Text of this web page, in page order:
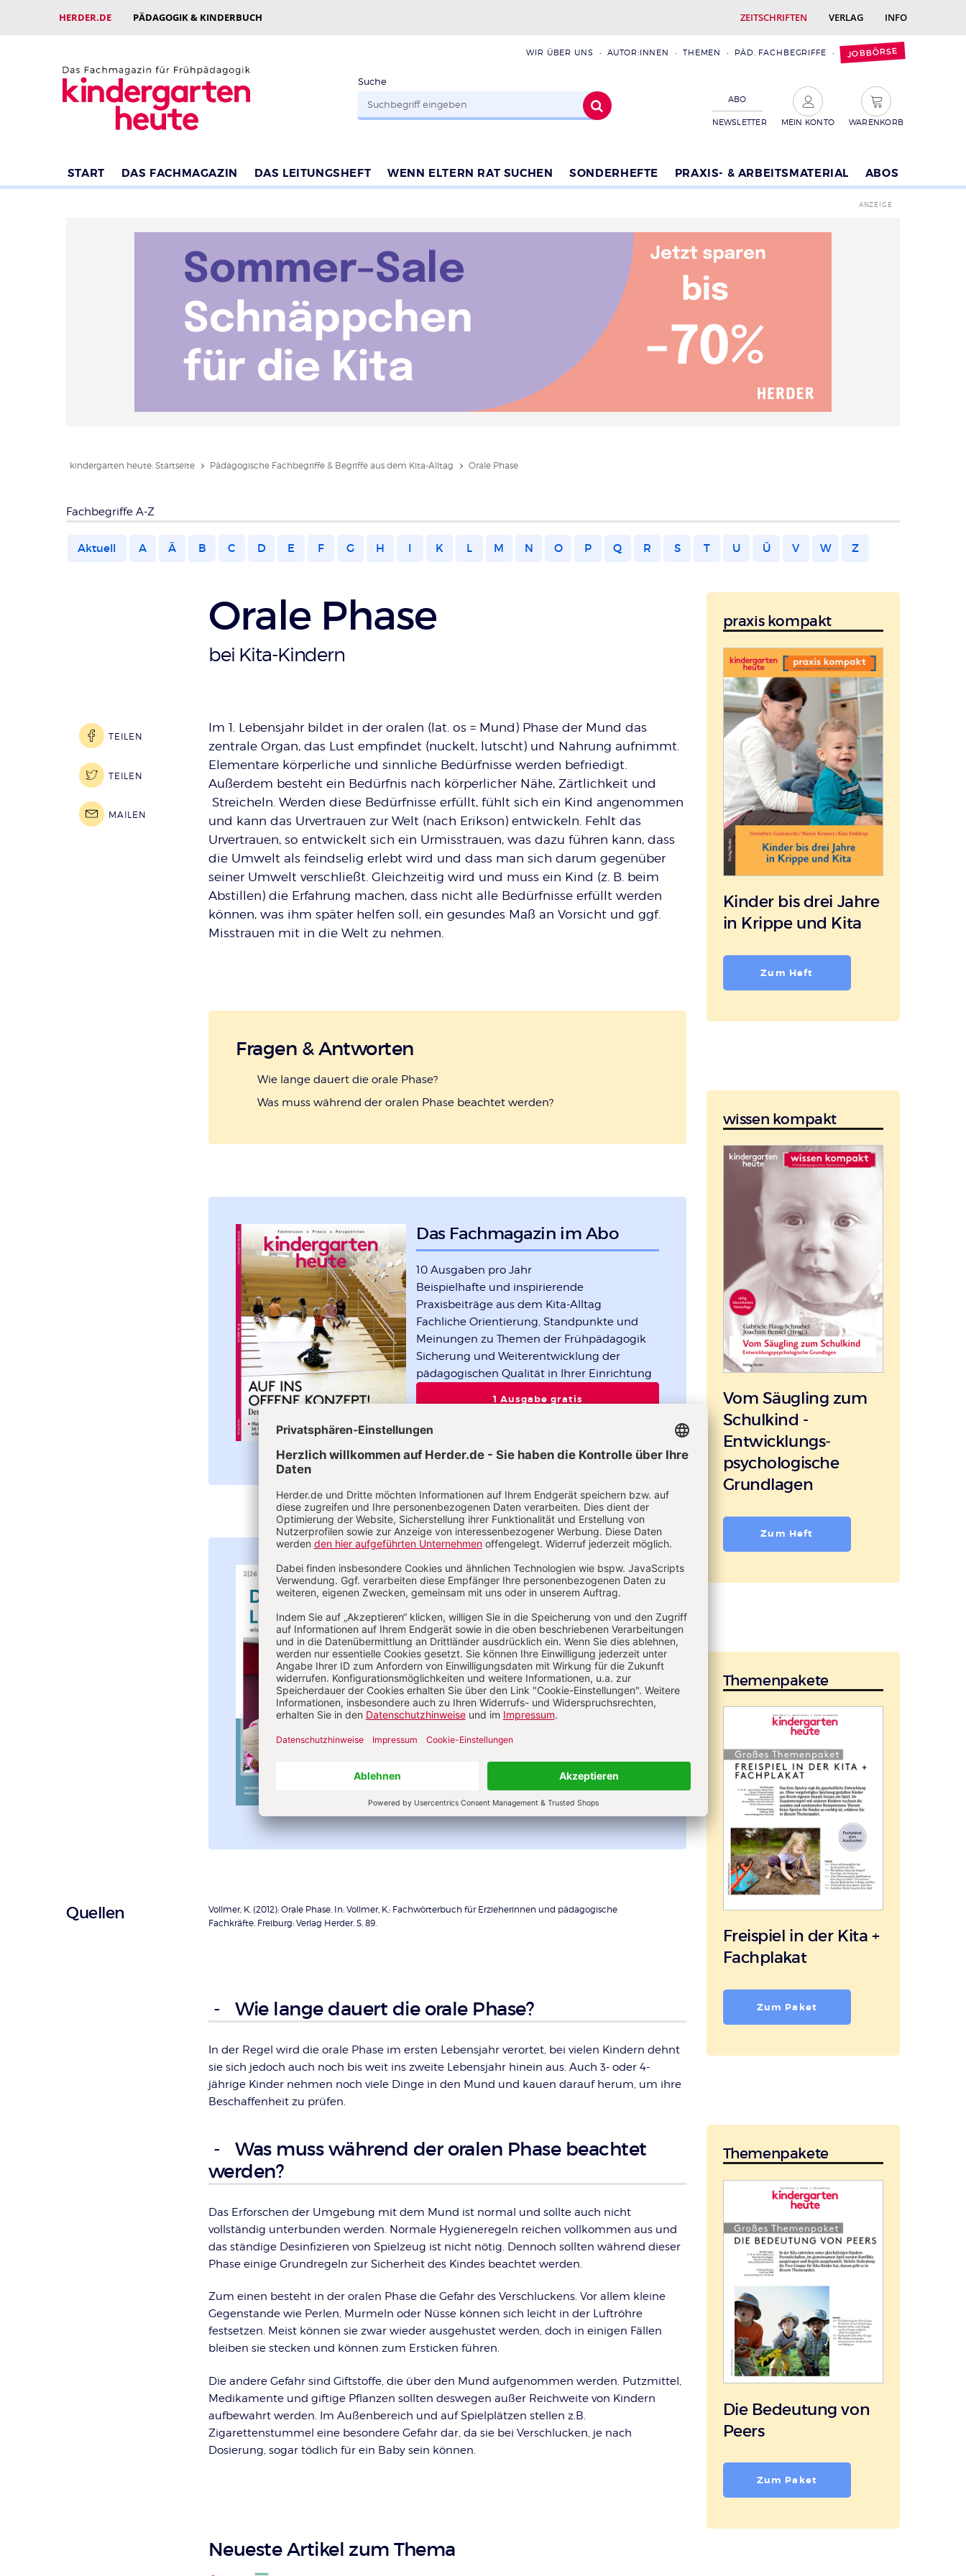
HERDER.DE PÄDAGOGIK & KINDERBUCH ZEITSCHRIFTEN VERLAG INFO
WIR ÜBER UNS AUTOR:INNEN THEMEN PÄD. FACHBEGRIFFE JOBBÖRSE
Suche
ABO
NEWSLETTER MEIN KONTO WARENKORB
START DAS FACHMAGAZIN DAS LEITUNGSHEFT WENN ELTERN RAT SUCHEN SONDERHEFTE PRAXIS- & ARBEITSMATERIAL ABOS
kindergarten heute: Startseite Pädagogische Fachbegriffe & Begriffe aus dem Kita-Alltag Orale Phase
Fachbegriffe A-Z
Aktuell A Ä B C D E F G H I K L M N O P Q R S T U Ü V W Z
Orale Phase
:
bei Kita-Kindern
Im 1. Lebensjahr bildet in der oralen (lat. os = Mund) Phase der Mund das
zentrale Organ, das Lust empfindet (nuckelt, lutscht) und Nahrung aufnimmt.
Elementare körperliche und sinnliche Bedürfnisse werden befriedigt.
Außerdem besteht ein Bedürfnis nach körperlicher Nähe, Zärtlichkeit und
Streicheln. Werden diese Bedürfnisse erfüllt, fühlt sich ein Kind angenommen
und kann das Urvertrauen zur Welt (nach Erikson) entwickeln. Fehlt das
Urvertrauen, so entwickelt sich ein Urmisstrauen, was dazu führen kann, dass
die Umwelt als feindselig erlebt wird und dass man sich darum gegenüber
seiner Umwelt verschließt. Gleichzeitig wird und muss ein Kind (z. B. beim
Abstillen) die Erfahrung machen, dass nicht alle Bedürfnisse erfüllt werden
können, was ihm später helfen soll, ein gesundes Maß an Vorsicht und ggf.
Misstrauen mit in die Welt zu nehmen.
Fragen & Antworten
Wie lange dauert die orale Phase?
Was muss während der oralen Phase beachtet werden?
Das Fachmagazin im Abo
10 Ausgaben pro Jahr
Beispielhafte und inspirierende
Praxisbeiträge aus dem Kita-Alltag
Fachliche Orientierung, Standpunkte und
Meinungen zu Themen der Frühpädagogik
Sicherung und Weiterentwicklung der
pädagogischen Qualität in Ihrer Einrichtung
1 Ausgabe gratis
Das Leitungsheft im Abo
4 Ausgaben pro Jahr
Fundiertes Wissen und Arbeitsmethoden in
allen Leitungsaufgaben
Unterstützung für die Zusammenarbeit mit
Eltern, Team und Träger
Themen für die Leitungspraxis
1 Ausgabe gratis
TEILEN
TEILEN
MAILEN
Überschrift
Quellen
Vollmer, K. (2012): Orale Phase. In: Vollmer, K.: Fachwörterbuch für Erzieherinnen und pädagogische
Fachkräfte. Freiburg: Verlag Herder. S. 89.
Wie lange dauert die orale Phase?
In der Regel wird die orale Phase im ersten Lebensjahr verortet, bei vielen Kindern dehnt
sie sich jedoch auch noch bis weit ins zweite Lebensjahr hinein aus. Auch 3- oder 4-
jährige Kinder nehmen noch viele Dinge in den Mund und kauen darauf herum, um ihre
Beschaffenheit zu prüfen.
Was muss während der oralen Phase beachtet
werden?
Das Erforschen der Umgebung mit dem Mund ist normal und sollte auch nicht
vollständig unterbunden werden. Normale Hygieneregeln reichen vollkommen aus und
das ständige Desinfizieren von Spielzeug ist nicht nötig. Dennoch sollten während dieser
Phase einige Grundregeln zur Sicherheit des Kindes beachtet werden.
Zum einen besteht in der oralen Phase die Gefahr des Verschluckens. Vor allem kleine
Gegenstande wie Perlen, Murmeln oder Nüsse können sich leicht in der Luftröhre
festsetzen. Meist können sie zwar wieder ausgehustet werden, doch in einigen Fällen
bleiben sie stecken und können zum Ersticken führen.
Die andere Gefahr sind Giftstoffe, die über den Mund aufgenommen werden. Putzmittel,
Medikamente und giftige Pflanzen sollten deswegen außer Reichweite von Kindern
aufbewahrt werden. Im Außenbereich und auf Spielplätzen stellen z.B.
Zigarettenstummel eine besondere Gefahr dar, da sie bei Verschlucken, je nach
Dosierung, sogar tödlich für ein Baby sein können.
Neueste Artikel zum Thema
praxis kompakt
Kinder bis drei Jahre
in Krippe und Kita
Zum Heft
wissen kompakt
Vom Säugling zum
Schulkind -
Entwicklungs­
psychologische
Grundlagen
Zum Heft
Themenpakete
Freispiel in der Kita +
Fachplakat
Zum Paket
Themenpakete
Die Bedeutung von
Peers
Zum Paket